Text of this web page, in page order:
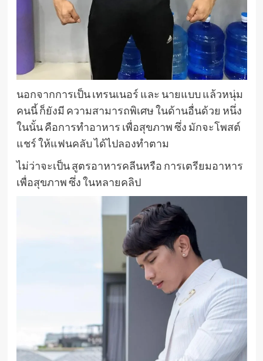
นอกจากการเป็น เทรนเนอร์ และ นายแบบ แล้วหนุ่ม
คนนี้ ก็ยังมี ความสามารถพิเศษ ในด้านอื่นด้วย หนึ่ง
ในนั้น คือการทำอาหาร เพื่อสุขภาพ ซึ่ง มักจะโพสต์
แชร์ ให้แฟนคลับ ได้ไปลองทำตาม
ไม่ว่าจะเป็น สูตรอาหารคลีนหรือ การเตรียมอาหาร
เพื่อสุขภาพ ซึ่ง ในหลายคลิป